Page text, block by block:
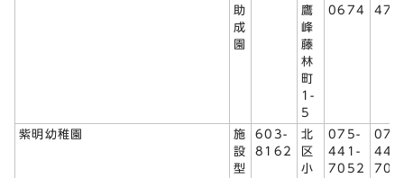
助
成
園
鷹
峰
藤
林
町
1-
5
0674
紫明幼稚園
施
設
型
603-
8162
北
区
小
075-
441-
7052